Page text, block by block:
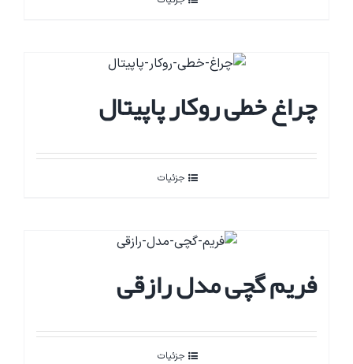
چراغ خطی روکار پاپیتال
جزئیات
فریم گچی مدل رازقی
جزئیات